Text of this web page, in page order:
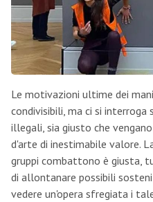
Le motivazioni ultime dei
condivisibili, ma ci si interroga
illegali, sia giusto che
d'arte di inestimabile valore.
gruppi combattono è giusta,
di allontanare possibili
vedere un'opera sfregiata i